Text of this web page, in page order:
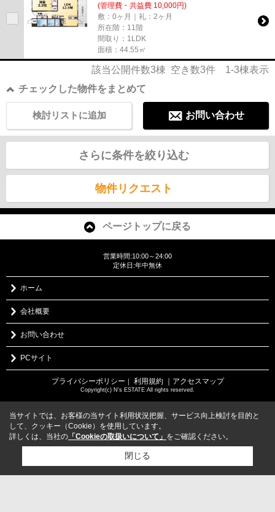
(管理費・共益費 10,000円)
敷：0ヶ月｜礼：2ヶ月
所在階：11階
間取り：1LDK
面積：44.55㎡
該当公開件数3棟 空き数3件 1-3棟表示
チェックした物件をまとめて
お問い合わせ
検討リストに追加
さらに条件を絞り込む
物件リクエスト
ページトップに戻る
営業時間:10:00～24:00
定休日:年中無休
ホーム
会社概要
お問い合わせ
PCサイト
プライバシーポリシー ｜ 利用規約 ｜アクセスマップ
Copyright(c) N's ESTATE All rights reserved.
当サイトでは、お客様の当サイト利用状況把握、サービス向上検討を目的と
して、クッキー（Cookie）を使用しています。
詳しくは、当社の 「Cookieの取扱いについて」 をご確認ください。
閉じる